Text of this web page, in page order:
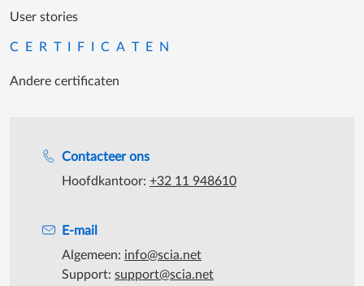
Contacteer ons
Hoofdkantoor: +32 11 948610
E-mail
Algemeen: info@scia.net
Support: support@scia.net
User stories
CERTIFICATEN
Andere certificaten